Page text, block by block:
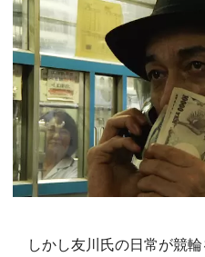
しかし友川氏の日常が競